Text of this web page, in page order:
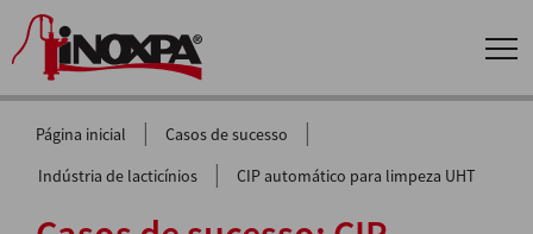
Página inicial | Casos de sucesso |
Indústria de lacticínios | CIP automático para limpeza UHT